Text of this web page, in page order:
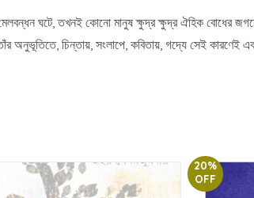
ঘটে, তখনই কোনো মানুষ ক্ষুদ্র ক্ষুদ্র ঐহিক বোধের
অনুভূতিতে, চিন্তায়, সংলাপে, কবিতায়, গদ্যে সেই
20%
OFF